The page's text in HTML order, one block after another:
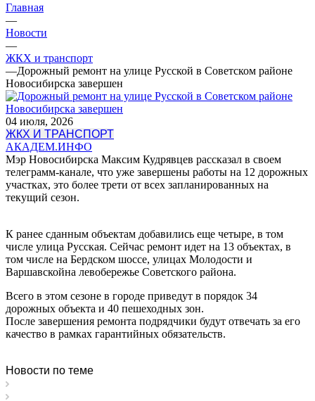
Главная
—
Новости
—
ЖКХ и транспорт
—Дорожный ремонт на улице Русской в Советском районе
Новосибирска завершен
04 июля, 2026
ЖКХ И ТРАНСПОРТ
АКАДЕМ.ИНФО
Мэр Новосибирска Максим Кудрявцев рассказал в своем
телеграмм-канале, что уже завершены работы на 12 дорожных
участках, это более трети от всех запланированных на
текущий сезон.
К ранее сданным объектам добавились еще четыре, в том
числе улица Русская. Сейчас ремонт идет на 13 объектах, в
том числе на Бердском шоссе, улицах Молодости и
Варшавскойна левобережье Советского района.
Всего в этом сезоне в городе приведут в порядок 34
дорожных объекта и 40 пешеходных зон.
После завершения ремонта подрядчики будут отвечать за его
качество в рамках гарантийных обязательств.
Новости по теме